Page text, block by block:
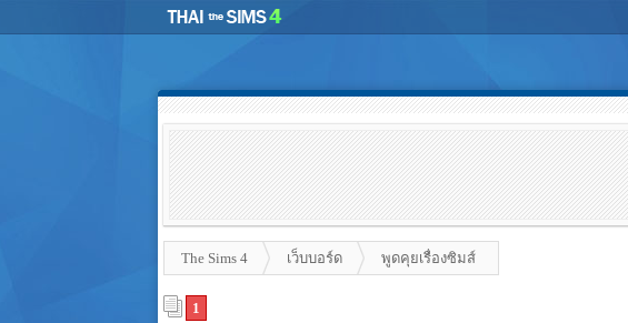
The Sims 4 เว็บบอร์ด พูดคุยเรื่องซิมส์
1